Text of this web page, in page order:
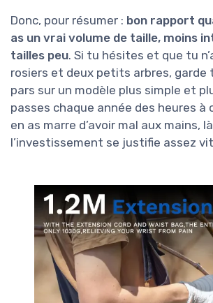
Donc, pour résumer : bon rapport
as un vrai volume de taille, moins
tailles peu. Si tu hésites et que tu
rosiers et deux petits arbres, garde
pars sur un modèle plus simple et
passes chaque année des heures à
en as marre d’avoir mal aux mains,
l’investissement se justifie assez